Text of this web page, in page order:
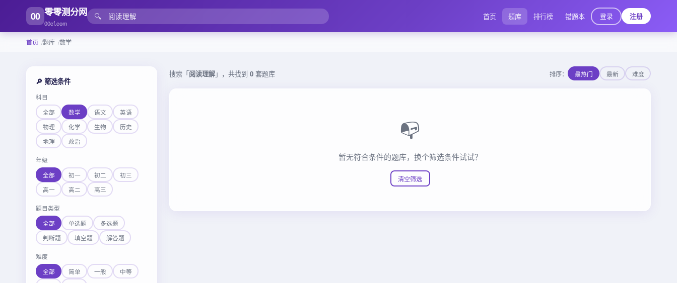
00 零零测分网
00cf.com
🔍 首页 题库 排行榜 错题本 登录 注册
首页 题库 数学
🔎 筛选条件
科目
全部
数学 语文
英语
物理
化学 生物
历史
地理
政治
年级
全部
初一 初二
初三
高一
高二 高三
题目类型
全部
单选题
多选题
判断题
填空题 解答题
难度
全部
简单 一般
中等
搜索「阅读理解」，共找到 0 套题库 排序： 最热门 最新 难度
📭
暂无符合条件的题库，换个筛选条件试试？
清空筛选